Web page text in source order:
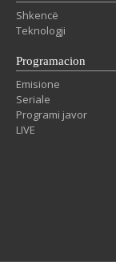
Shkencë
Teknologji
Programacion
Emisione
Seriale
Programi javor
LIVE